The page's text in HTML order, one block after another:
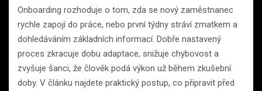
Onboarding rozhoduje o tom, zda se nový zaměstnanec
rychle zapojí do práce, nebo první týdny stráví zmatkem a
dohledáváním základních informací. Dobře nastavený
proces zkracuje dobu adaptace, snižuje chybovost a
zvyšuje šanci, že člověk podá výkon už během zkušební
doby. V článku najdete praktický postup, co připravit před